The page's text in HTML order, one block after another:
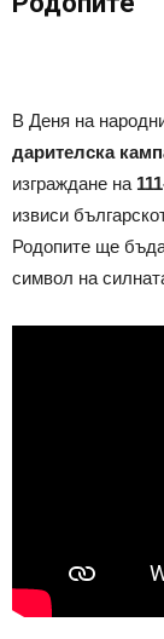
В Деня на
дарителска
изграждане на
извиси
Родопите ще
символ на